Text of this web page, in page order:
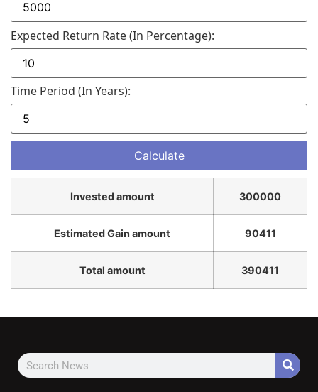
Expected Return Rate (in Percentage):
Time Period (in Years):
Invested amount 300000
Estimated Gain amount 90411
Total amount 390411